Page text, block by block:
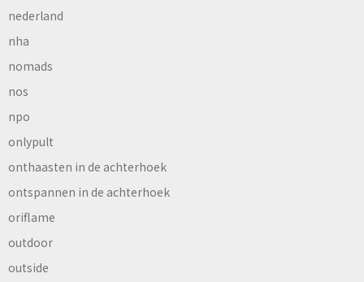
nederland
nha
nomads
nos
npo
onlypult
onthaasten in de achterhoek
ontspannen in de achterhoek
oriflame
outdoor
outside